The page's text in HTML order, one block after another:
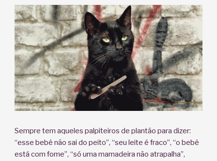
Sempre tem aqueles palpiteiros de plantão para dizer:
“esse bebê não sai do peito”, “seu leite é fraco”, “o bebê
está com fome”, “só uma mamadeira não atrapalha”,